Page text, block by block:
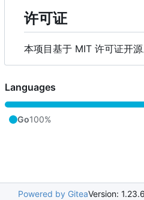
许可证
本项目基于 MIT 许可证开源
Languages
Go100%
Powered by GiteaVersion: